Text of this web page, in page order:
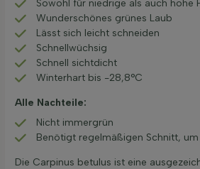
Sowohl für niedrige als auch hohe
Wunderschönes grünes Laub
Lässt sich leicht schneiden
Schnellwüchsig
Schnell sichtdicht
Winterhart bis -28,8°C
Alle Nachteile:
Nicht immergrün
Benötigt regelmäßigen Schnitt,
Die Carpinus betulus ist eine